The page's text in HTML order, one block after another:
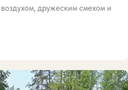
дружеским смехом и